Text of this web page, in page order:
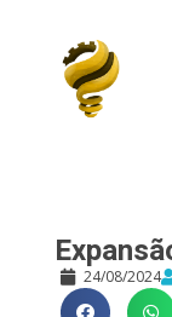
24/08/2024